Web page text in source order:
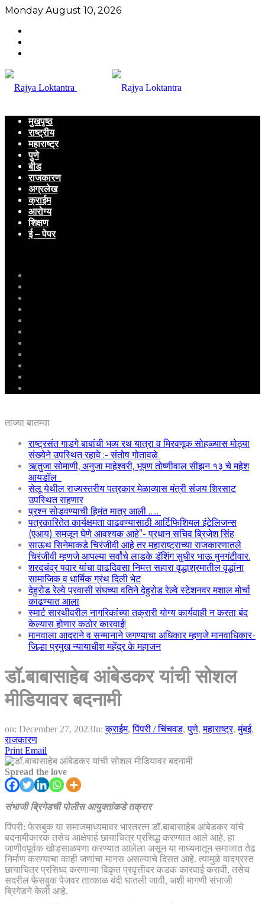
Monday August 10, 2026
मुखपृष्ठ
राष्ट्रीय
महाराष्ट्र
पुणे
बीड
राजकारण
अग्रलेख
क्राईम
आरोग्य
शिक्षण
ई – पेपर
ताज्या बातम्या
राष्ट्रसंत गाडगे बाबांची भव्य रथ यात्रा व मिरवणूक सोहळ्यास मोठ्या
संख्येने उपस्थित रहावे :- संतोष गोतावळे
ऋतुजा सोमाणी, अनुजा माहेश्वरी, भूषण तोष्णीवाल सीझन १३ चे महेश
आयडॉल
सेलू येथील राज्यस्तरीय पत्रकार मेळाव्यास मंत्री संजय शिरसाट
उपस्थित राहणार
प्रश्न सोडवण्याची हिमंत मात्र आली …..
पत्रकारितेत कार्यक्षमता वाढवण्यासाठी आर्टिफिशियल इंटेलिजन्स
(एआय) समजून घेणे आवश्यक आहे”- प्रधान सचिव ब्रिजेश सिंह
साऊथ सिनेमाकडे चिरंजीवी आहे तर महाराष्ट्राच्या राजकारणातले
चिरंजीवी म्हणजे आपल्या सर्वांचे लाडके डॅशिंग सुधीर भाऊ मुनगंटीवार.
शरदचंद्र पवार यांचा वाढदिवसा निमत्त सहारा वृद्धाश्रमातील वृद्धांना
सामाजिक व धार्मिक ग्रंथ दिली भेट
देहुरोड रेल्वे प्रवासी संघच्या वतिने देहुरोड रेल्वे स्टेशनवर मशाल मोर्चा
काढण्यात आला
स्मार्ट सारथीवरील नागरिकांच्या तक्रारी योग्य कार्यवाही न करता बंद
केल्यास होणार कठोर कारवाई!
मानवाला आदराने व सन्मानाने जगण्याचा अधिकार म्हणजे मानवाधिकार-
जिल्हा प्रमुख न्यायाधीश महेंद्र के महाजन
डॉ.बाबासाहेब आंबेडकर यांची सोशल
मीडियावर बदनामी
on: December 27, 2023In:क्राईम,पिंपरी / चिंचवड,पुणे,महाराष्ट्र,मुंबई,
राजकारण
Print Email
Spread the love
संभाजी ब्रिगेडची पोलीस आयुक्तांकडे तक्रार
पिंपरी: फेसबुक या समाजमाध्यमावर भारतरत्न डॉ.बाबासाहेब आंबेडकर यांचे
बदनामीकारक तसेच आक्षेपार्ह छायाचित्र प्रसिद्ध करण्यात आले आहे. हा
जाणीवपूर्वक खोडसाळपणा करण्यात आलेला असून या माध्यमातून समाजात तेढ
निर्माण करण्याचा काही जणांचा मानस असल्याचे दिसत आहे. त्यामुळे वादग्रस्त
छायाचित्र प्रसिध्द करणाऱ्या विकृत प्रवृत्तीवर कडक कारवाई करावी, तसेच
सदरील फेसबुक पेजवर तात्काळ बंदी घातली जावी, अशी मागणी संभाजी
ब्रिगेडने केली आहे.